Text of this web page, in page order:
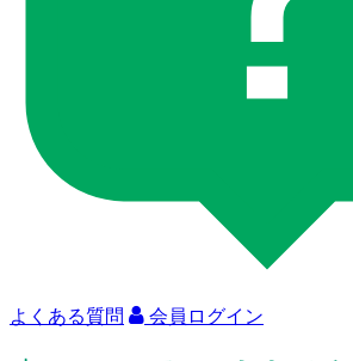
よくある質問 会員ログイン